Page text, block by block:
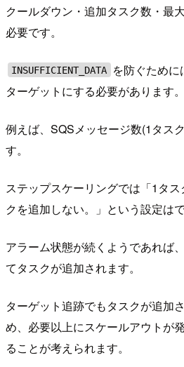
クールダウン・追加タスク数・最
必要です。
INSUFFICIENT_DATA
を防ぐため
ターゲットにする必要があります。
例えば、SQSメッセージ数(1タス
す。
ステップスケーリングでは「1タ
クを追加しない。」という設定はで
アラーム状態が続くようであれば
てタスクが追加されます。
ターゲット追跡でもタスクが追加
め、必要以上にスケールアウトが
ることが考えられます。